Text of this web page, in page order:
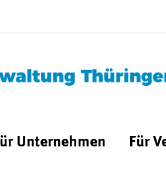
Unternehmen Für